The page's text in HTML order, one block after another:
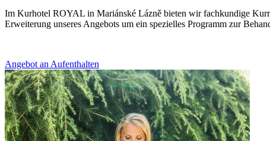
Im Kurhotel ROYAL in Mariánské Lázně bieten wir fachkundige
Erweiterung unseres Angebots um ein spezielles Programm zur
Angebot an Aufenthalten